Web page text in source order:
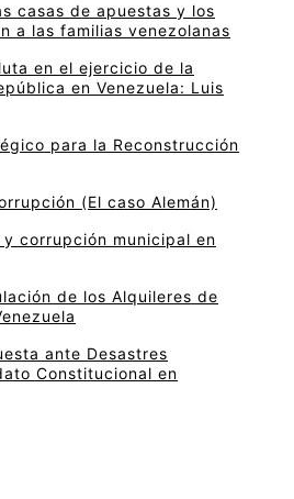
casas de apuestas y los
a las familias venezolanas
en el ejercicio de la
en Venezuela: Luis
para la Reconstrucción
(El caso Alemán)
corrupción municipal en
de los Alquileres de
ante Desastres
Constitucional en